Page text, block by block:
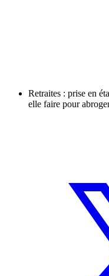
Retraites : prise en
elle faire pour